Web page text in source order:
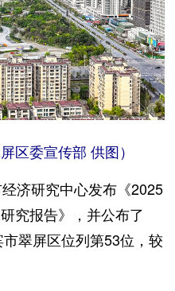
区委宣传部 供图）
济研究中心发布《2025
究报告》，并公布了
翠屏区位列第53位，较